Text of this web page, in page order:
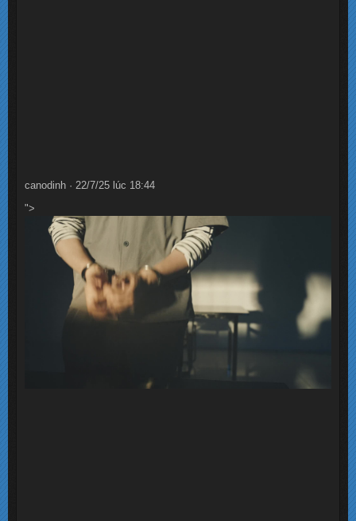
canodinh · 22/7/25 lúc 18:44
">